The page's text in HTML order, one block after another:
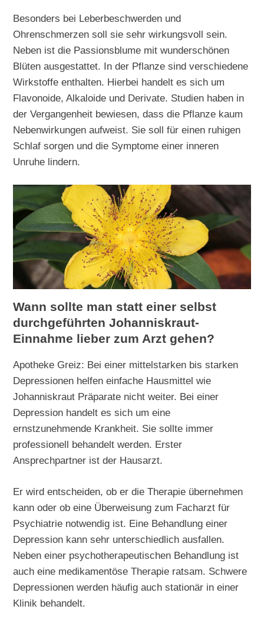
Besonders bei Leberbeschwerden und
Ohrenschmerzen soll sie sehr wirkungsvoll sein.
Neben ist die Passionsblume mit wunderschönen
Blüten ausgestattet. In der Pflanze sind verschiedene
Wirkstoffe enthalten. Hierbei handelt es sich um
Flavonoide, Alkaloide und Derivate. Studien haben in
der Vergangenheit bewiesen, dass die Pflanze kaum
Nebenwirkungen aufweist. Sie soll für einen ruhigen
Schlaf sorgen und die Symptome einer inneren
Unruhe lindern.
Wann sollte man statt einer selbst
durchgeführten Johanniskraut-
Einnahme lieber zum Arzt gehen?
Apotheke Greiz: Bei einer mittelstarken bis starken
Depressionen helfen einfache Hausmittel wie
Johanniskraut Präparate nicht weiter. Bei einer
Depression handelt es sich um eine
ernstzunehmende Krankheit. Sie sollte immer
professionell behandelt werden. Erster
Ansprechpartner ist der Hausarzt.
Er wird entscheiden, ob er die Therapie übernehmen
kann oder ob eine Überweisung zum Facharzt für
Psychiatrie notwendig ist. Eine Behandlung einer
Depression kann sehr unterschiedlich ausfallen.
Neben einer psychotherapeutischen Behandlung ist
auch eine medikamentöse Therapie ratsam. Schwere
Depressionen werden häufig auch stationär in einer
Klinik behandelt.